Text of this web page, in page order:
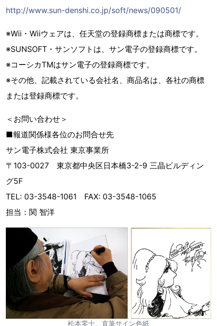
http://www.sun-denshi.co.jp/soft/news/090501/
※Wii・Wiiウェアは、任天堂の登録商標または商標です。
※SUNSOFT・サンソフトは、サン電子の登録商標です。
※コーシカTMはサン電子の登録商標です。
※その他、記載されている会社名、商品名は、各社の商標
または登録商標です。
＜お問い合わせ＞
■報道関係様各位のお問合せ先
サン電子株式会社 東京事業所
〒103-0027 東京都中央区日本橋3-2-9 三晶ビルディン
グ5F
TEL: 03-3548-1061 FAX: 03-3548-1065
担当：関 智洋
松本零士、直筆サイン色紙